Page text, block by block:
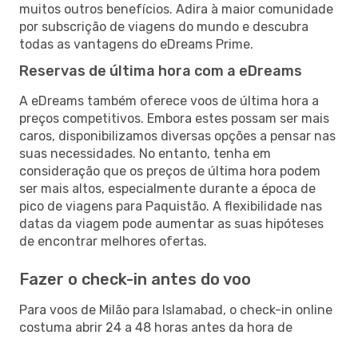
muitos outros benefícios. Adira à maior comunidade
por subscrição de viagens do mundo e descubra
todas as vantagens do eDreams Prime.
Reservas de última hora com a eDreams
A eDreams também oferece voos de última hora a
preços competitivos. Embora estes possam ser mais
caros, disponibilizamos diversas opções a pensar nas
suas necessidades. No entanto, tenha em
consideração que os preços de última hora podem
ser mais altos, especialmente durante a época de
pico de viagens para Paquistão. A flexibilidade nas
datas da viagem pode aumentar as suas hipóteses
de encontrar melhores ofertas.
Fazer o check-in antes do voo
Para voos de Milão para Islamabad, o check-in online
costuma abrir 24 a 48 horas antes da hora de